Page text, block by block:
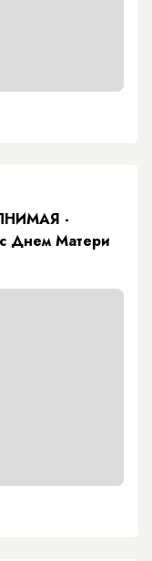
-
с Днем Матери